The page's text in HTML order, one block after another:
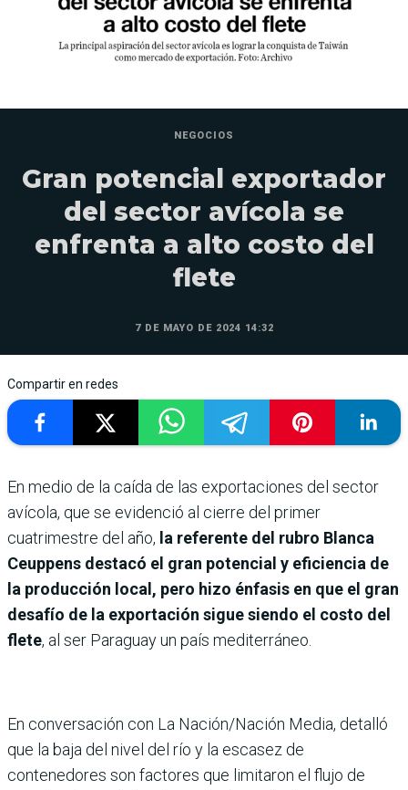
NEGOCIOS
Gran potencial exportador
del sector avícola se
enfrenta a alto costo del
flete
7 DE MAYO DE 2024 14:32
Compartir en redes
En medio de la caída de las exportaciones del sector
avícola, que se evidenció al cierre del primer
cuatrimestre del año, la referente del rubro Blanca
Ceuppens destacó el gran potencial y eficiencia de
la producción local, pero hizo énfasis en que el gran
desafío de la exportación sigue siendo el costo del
flete, al ser Paraguay un país mediterráneo.
En conversación con La Nación/Nación Media, detalló
que la baja del nivel del río y la escasez de
contenedores son factores que limitaron el flujo de